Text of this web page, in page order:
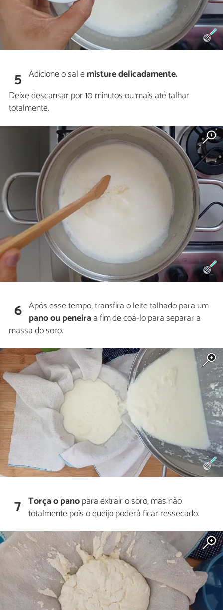
5 Adicione o sal emisture delicadamente.
Deixe descansar por 10 minutos ou mais até talhar
totalmente.
6 Após esse tempo, transfira o leite talhado para um
pano ou peneiraa fim de coá-lo para separar a
massa do soro.
7 Torça o panopara extrair o soro, mas não
totalmente pois o queijo poderá ficar ressecado.